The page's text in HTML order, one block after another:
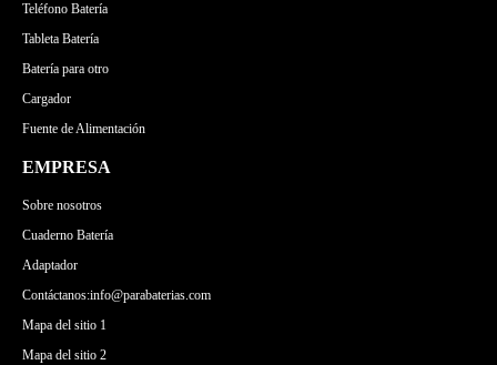
Teléfono Batería
Tableta Batería
Batería para otro
Cargador
Fuente de Alimentación
EMPRESA
Sobre nosotros
Cuaderno Batería
Adaptador
Contáctanos:info@parabaterias.com
Mapa del sitio 1
Mapa del sitio 2